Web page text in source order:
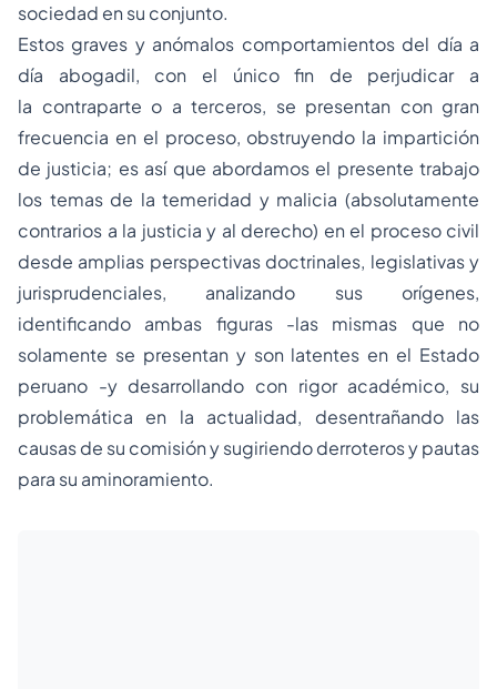
sociedad en su conjunto.
Estos graves y anómalos comportamientos del día a
día abogadil, con el único fin de perjudicar a
la contraparte o a terceros, se presentan con gran
frecuencia en el proceso, obstruyendo la impartición
de justicia; es así que abordamos el presente trabajo
los temas de la temeridad y malicia (absolutamente
contrarios a la justicia y al derecho) en el proceso civil
desde amplias perspectivas doctrinales, legislativas y
jurisprudenciales, analizando sus orígenes,
identificando ambas figuras -las mismas que no
solamente se presentan y son latentes en el Estado
peruano -y desarrollando con rigor académico, su
problemática en la actualidad, desentrañando las
causas de su comisión y sugiriendo derroteros y pautas
para su aminoramiento.